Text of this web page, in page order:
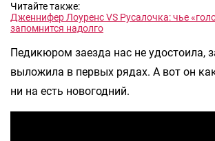
Читайте также:
Дженнифер Лоуренс VS Русалочка: чье
запомнится надолго
Педикюром заезда нас не удостоила,
выложила в первых рядах. А вот он
ни на есть новогодний.